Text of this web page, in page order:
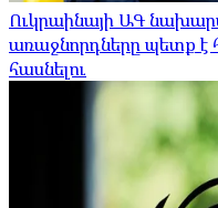
Ուկրաինայի ԱԳ
առաջնորդները պետք է
հասնելու